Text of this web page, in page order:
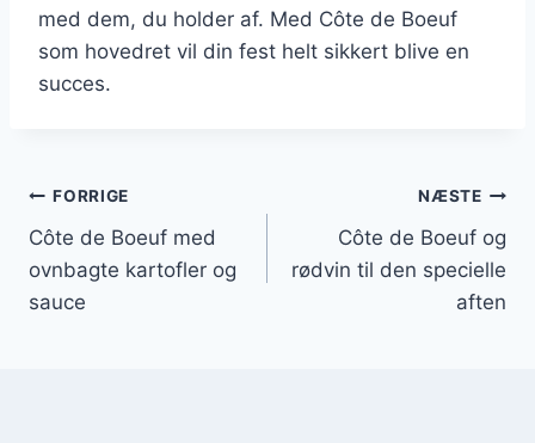
med dem, du holder af. Med Côte de Boeuf
som hovedret vil din fest helt sikkert blive en
succes.
Indlægsnavigation
FORRIGE
Côte de Boeuf med
ovnbagte kartofler og
sauce
NÆSTE
Côte de Boeuf og
rødvin til den specielle
aften